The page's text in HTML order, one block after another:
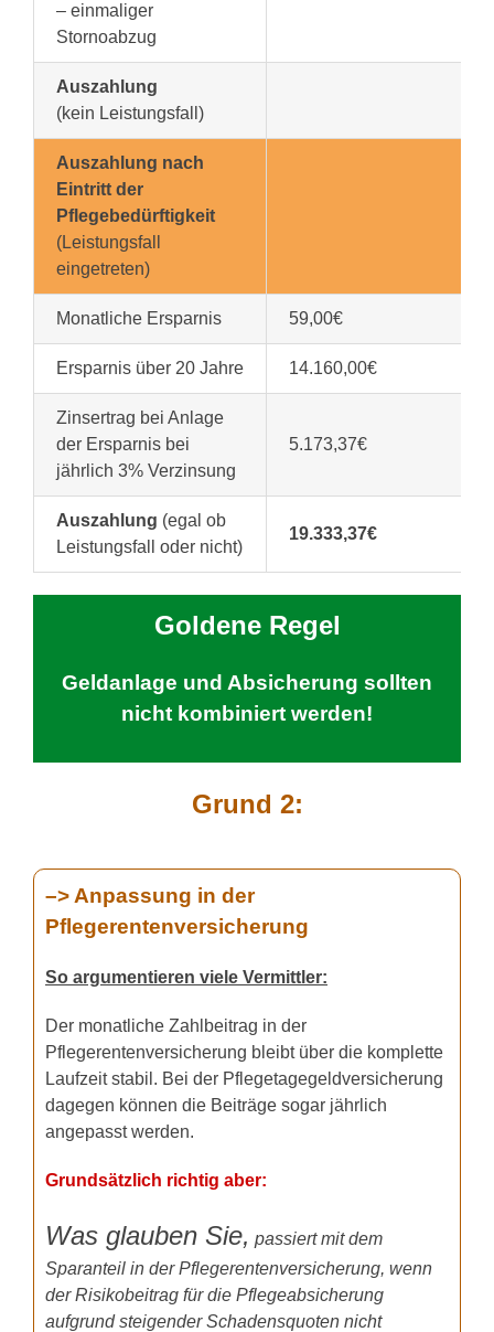
– einmaliger
Stornoabzug
Auszahlung
(kein Leistungsfall)
Auszahlung nach
Eintritt der
Pflegebedürftigkeit
(Leistungsfall
eingetreten)
Monatliche Ersparnis 59,00€
Ersparnis über 20 Jahre 14.160,00€
Zinsertrag bei Anlage
der Ersparnis bei
jährlich 3% Verzinsung
5.173,37€
Auszahlung (egal ob
Leistungsfall oder nicht)
19.333,37€
Goldene Regel
Geldanlage und Absicherung sollten
nicht kombiniert werden!
Grund 2:
–> Anpassung in der
Pflegerentenversicherung
So argumentieren viele Vermittler:
Der monatliche Zahlbeitrag in der
Pflegerentenversicherung bleibt über die komplette
Laufzeit stabil. Bei der Pflegetagegeldversicherung
dagegen können die Beiträge sogar jährlich
angepasst werden.
Grundsätzlich richtig aber:
Was glauben Sie, passiert mit dem
Sparanteil in der Pflegerentenversicherung, wenn
der Risikobeitrag für die Pflegeabsicherung
aufgrund steigender Schadensquoten nicht